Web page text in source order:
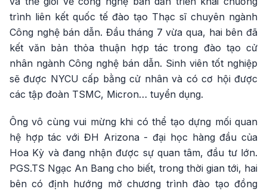
trình liên kết quốc tế đào tạo Thạc sĩ chuyên ngành
Công nghệ bán dẫn. Đầu tháng 7 vừa qua, hai bên đã
kết văn bản thỏa thuận hợp tác trong đào tạo cử
nhân ngành Công nghệ bán dẫn. Sinh viên tốt nghiệp
sẽ được NYCU cấp bằng cử nhân và có cơ hội được
các tập đoàn TSMC, Micron… tuyển dụng.
Ông vô cùng vui mừng khi có thể tạo dựng mối quan
hệ hợp tác với ĐH Arizona - đại học hàng đầu của
Hoa Kỳ và đang nhận được sự quan tâm, đầu tư lớn.
PGS.TS Ngạc An Bang cho biết, trong thời gian tới, hai
bên có định hướng mở chương trình đào tạo đồng